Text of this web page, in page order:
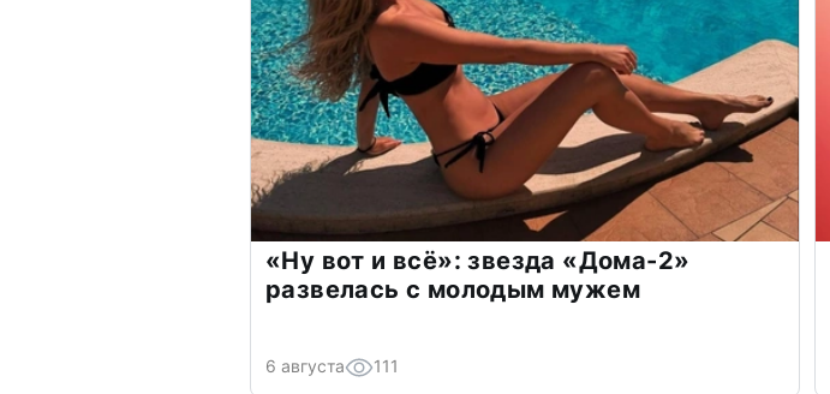
«Ну вот и всё»: звезда «Дома-2»
развелась с молодым мужем
6 августа 111